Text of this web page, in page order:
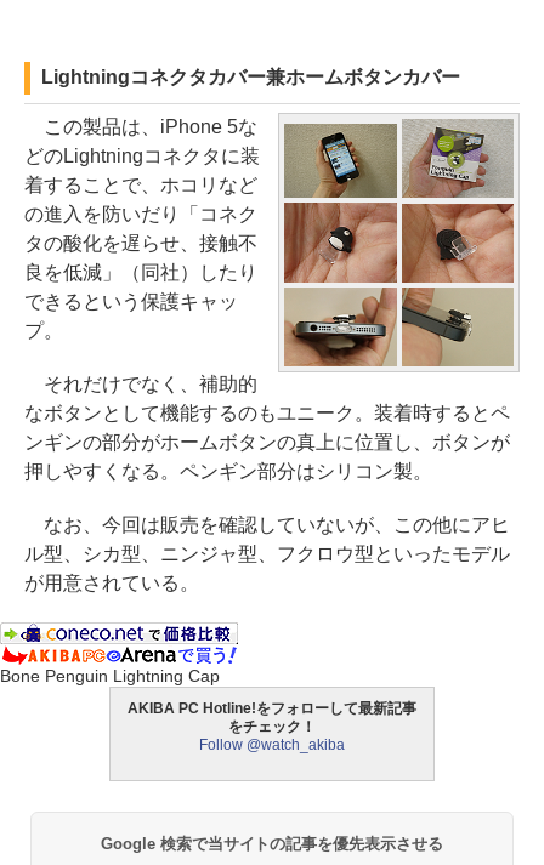
Lightningコネクタカバー兼ホームボタンカバー
この製品は、iPhone 5な
どのLightningコネクタに装
着することで、ホコリなど
の進入を防いだり「コネク
タの酸化を遅らせ、接触不
良を低減」（同社）したり
できるという保護キャッ
プ。
それだけでなく、補助的
なボタンとして機能するのもユニーク。装着時するとペ
ンギンの部分がホームボタンの真上に位置し、ボタンが
押しやすくなる。ペンギン部分はシリコン製。
なお、今回は販売を確認していないが、この他にアヒ
ル型、シカ型、ニンジャ型、フクロウ型といったモデル
が用意されている。
Bone Penguin Lightning Cap
AKIBA PC Hotline!をフォローして最新記事
をチェック！
Follow @watch_akiba
Google 検索で当サイトの記事を優先表示させる